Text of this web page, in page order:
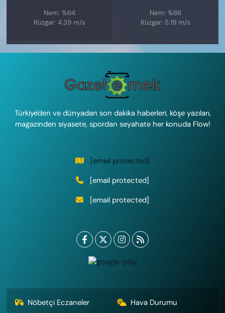
Nem: %64
Rüzgar: 4.39 m/s
Nem: %66
Rüzgar: 5.19 m/s
Türkiye'den ve dünyadan son dakika haberleri, köşe yazıları,
magazinden siyasete, spordan seyahate her konuda Flow!
[email protected]
[email protected]
[email protected]
Nöbetçi Eczaneler Hava Durumu